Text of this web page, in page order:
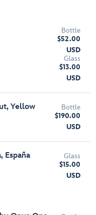
Bottle
$52.00
USD
Glass
$13.00
USD
Yellow
Bottle
$190.00
USD
España
Glass
$15.00
USD